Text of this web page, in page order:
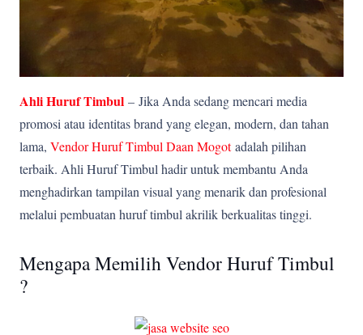
Ahli Huruf Timbul – Jika Anda sedang mencari media
promosi atau identitas brand yang elegan, modern, dan tahan
lama, Vendor Huruf Timbul Daan Mogotadalah pilihan
terbaik. Ahli Huruf Timbul hadir untuk membantu Anda
menghadirkan tampilan visual yang menarik dan profesional
melalui pembuatan huruf timbul akrilik berkualitas tinggi.
Mengapa Memilih Vendor Huruf Timbul
?